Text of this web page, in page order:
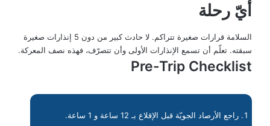
أيّ رحلة
السلامة قرارات صغيرة تتراكم. لا حادث كبير من دون 5 إنذارات صغيرة
سبقته. تعلّم أن تسمع الإنذارات الأولى وأن تتصرّف، فهذه نصف المعركة.
Pre-Trip Checklist
راجع الأرصاد الجويّة قبل الإقلاع بـ 12 ساعة و 1 ساعة.